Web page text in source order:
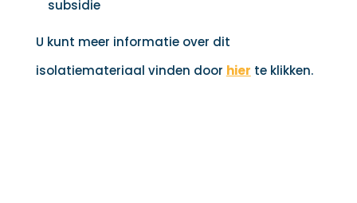
subsidie
U kunt meer informatie over dit
isolatiemateriaal vinden door hier te klikken.